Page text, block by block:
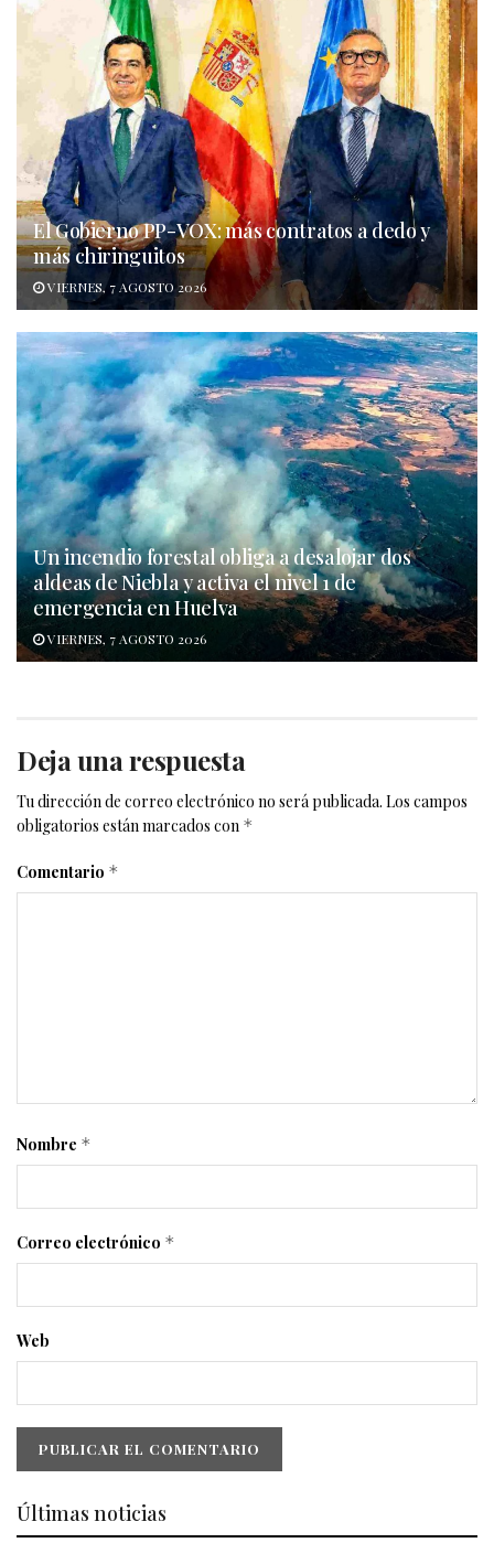
El Gobierno PP-VOX: más contratos a dedo y
más chiringuitos
VIERNES, 7 AGOSTO 2026
Un incendio forestal obliga a desalojar dos
aldeas de Niebla y activa el nivel 1 de
emergencia en Huelva
VIERNES, 7 AGOSTO 2026
Deja una respuesta
Tu dirección de correo electrónico no será publicada. Los campos
obligatorios están marcados con *
Comentario *
Nombre *
Correo electrónico *
Web
Últimas noticias